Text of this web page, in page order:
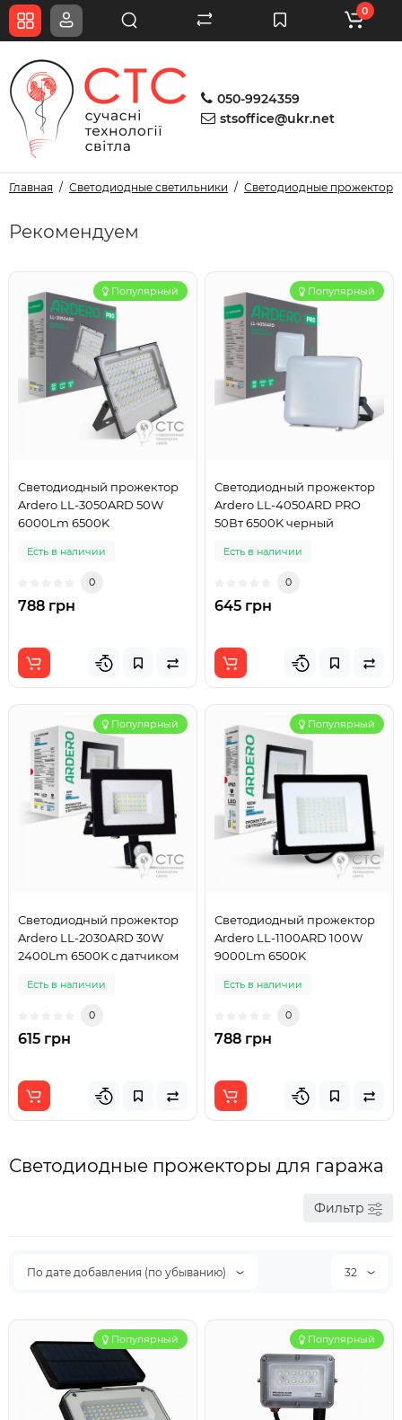
050-9924359
stsoffice@ukr.net
0
Главная Светодиодные светильники Светодиодные прожекторы
Рекомендуем
Популярный
Светодиодный прожектор
Ardero LL-3050ARD 50W
6000Lm 6500K
Есть в наличии
0
788 грн
Популярный
Светодиодный прожектор
Ardero LL-4050ARD PRO
50Вт 6500K черный
Есть в наличии
0
645 грн
Популярный
Светодиодный прожектор
Ardero LL-2030ARD 30W
2400Lm 6500K с датчиком
Есть в наличии
0
615 грн
Популярный
Светодиодный прожектор
Ardero LL-1100ARD 100W
9000Lm 6500K
Есть в наличии
0
788 грн
Светодиодные прожекторы для гаража
Фильтр
По дате добавления (по убыванию) 32
Популярный Популярный